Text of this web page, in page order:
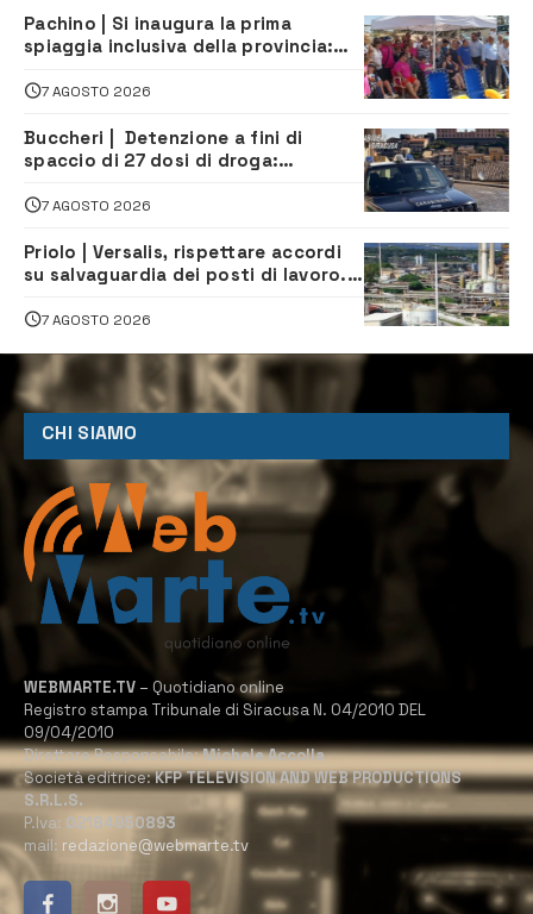
Pachino | Si inaugura la prima
spiaggia inclusiva della provincia:
tutti
7 AGOSTO 2026
Buccheri | Detenzione a fini di
spaccio di 27 dosi di droga:
7 AGOSTO 2026
Priolo | Versalis, rispettare accordi
su salvaguardia dei posti di lavoro. Il
7 AGOSTO 2026
CHI SIAMO
WEBMARTE.TV – Quotidiano online
Registro stampa Tribunale di Siracusa N. 04/2010 DEL
09/04/2010
Direttore Responsabile:Michele Accolla
Società editrice:KFP TELEVISION AND WEB PRODUCTIONS
S.R.L.S.
P.Iva: 02184950893
mail: redazione@webmarte.tv